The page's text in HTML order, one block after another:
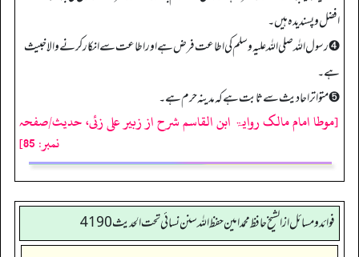
افضل و پسندیدہ ہیں۔
➍ رسول اللہ صلی اللہ علیہ وسلم کی اطاعت فرض ہے اور اطاعت سے انکار کرنے والا خبیث
ہے۔
➎ متواتر احادیث سے ثابت ہے کہ مدینہ حرم ہے۔
[موطا امام مالک روایۃ ابن القاسم شرح از زبیر علی زئی، حدیث/صفحہ
نمبر: 85]
فوائد ومسائل از الشيخ حافظ محمد امين حفظ الله سنن نسائي تحت الحديث4190